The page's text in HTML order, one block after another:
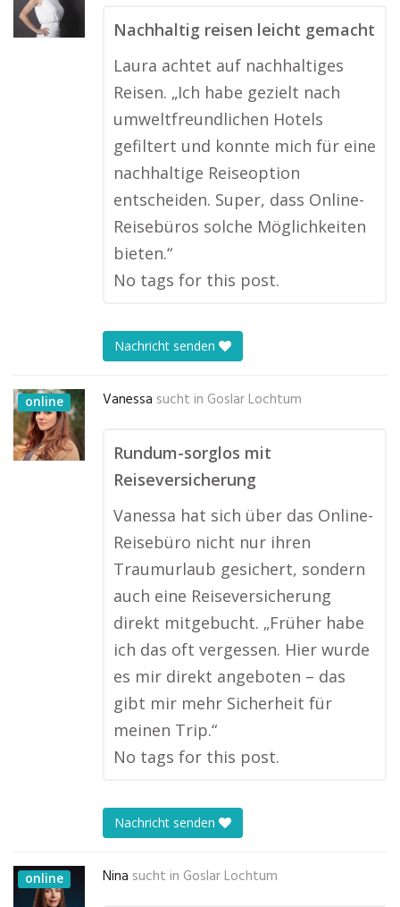
Nachhaltig reisen leicht gemacht
Laura achtet auf nachhaltiges
Reisen. „Ich habe gezielt nach
umweltfreundlichen Hotels
gefiltert und konnte mich für eine
nachhaltige Reiseoption
entscheiden. Super, dass Online-
Reisebüros solche Möglichkeiten
bieten.“
No tags for this post.
Nachricht senden
online Vanessa sucht in Goslar Lochtum
Rundum-sorglos mit
Reiseversicherung
Vanessa hat sich über das Online-
Reisebüro nicht nur ihren
Traumurlaub gesichert, sondern
auch eine Reiseversicherung
direkt mitgebucht. „Früher habe
ich das oft vergessen. Hier wurde
es mir direkt angeboten – das
gibt mir mehr Sicherheit für
meinen Trip.“
No tags for this post.
Nachricht senden
online Nina sucht in Goslar Lochtum